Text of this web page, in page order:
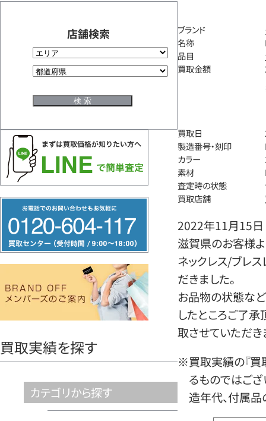
店舗検索
リ
ー
ヤ
買取実績を探す
カテゴリから探す
ブランド
名称
品目
買取金額
買取日
製造番号・刻印
カラー
素材
査定時の状態
買取店舗
2022年11月15日
滋賀県のお客様
ネックレス/ブレ
だきました。
お品物の状態など
したところご了
取させていただき
※買取実績の『買
るものではござ
造年代、付属品